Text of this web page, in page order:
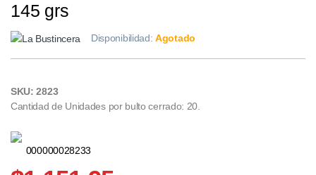
145 grs
Disponibilidad:Agotado
SKU: 2823
Cantidad de Unidades por bulto cerrado: 20.
000000028233